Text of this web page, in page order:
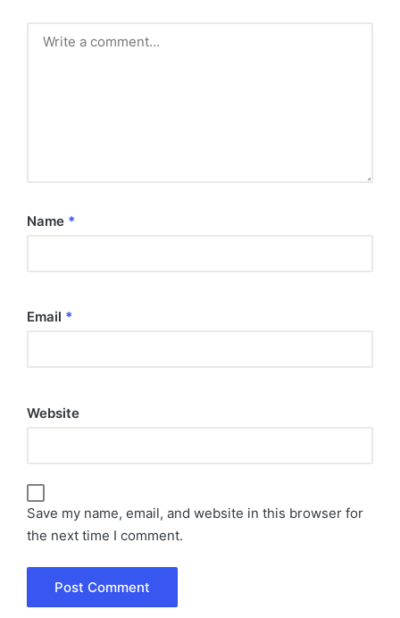
Name *
Email *
Website
Save my name, email, and website in this browser for
the next time I comment.